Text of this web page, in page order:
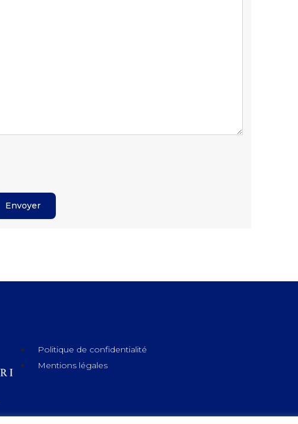
Politique de confidentialité
Mentions légales